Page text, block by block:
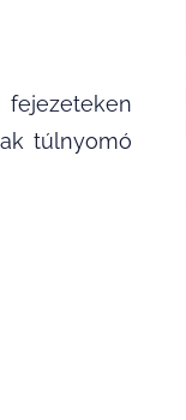
túlnyomó